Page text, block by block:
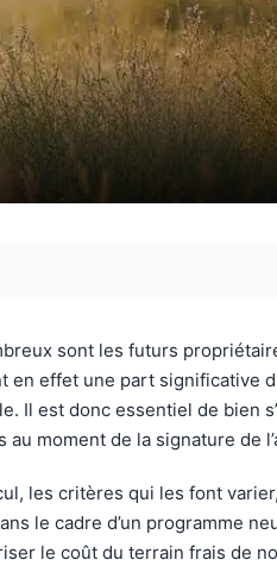
sont les futurs
effet une part significative
Il est donc essentiel de bien
moment de la signature de
les critères qui les font
le cadre d’un programme
le coût du terrain frais de